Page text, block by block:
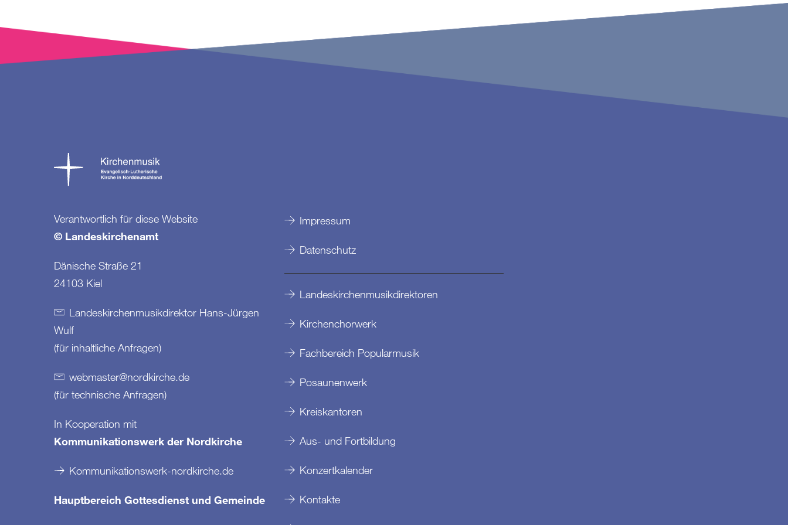
Verantwortlich für diese Website
© Landeskirchenamt
Dänische Straße 21
24103 Kiel
Landeskirchenmusikdirektor Hans-Jürgen
Wulf
(für inhaltliche Anfragen)
webmaster@nordkirche.de
(für technische Anfragen)
In Kooperation mit
Kommunikationswerk der Nordkirche
Kommunikationswerk-nordkirche.de
Hauptbereich Gottesdienst und Gemeinde
Impressum
Datenschutz
Landeskirchenmusikdirektoren
Kirchenchorwerk
Fachbereich Popularmusik
Posaunenwerk
Kreiskantoren
Aus- und Fortbildung
Konzertkalender
Kontakte